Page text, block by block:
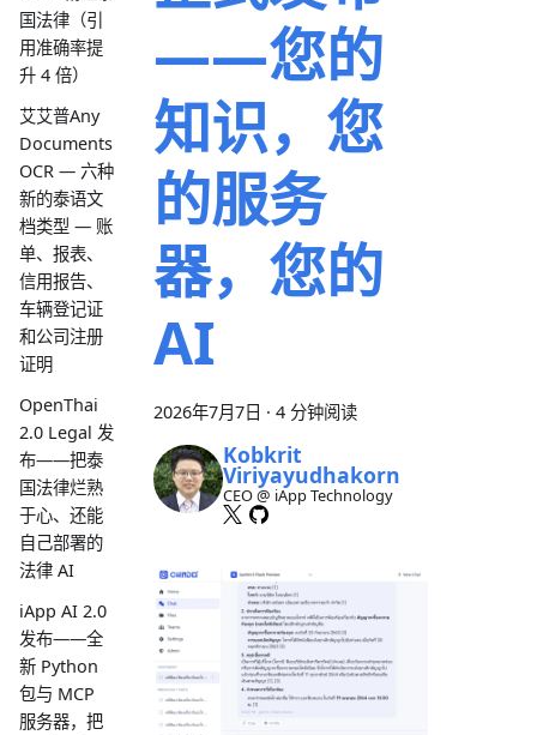
国法律（引
用准确率提
升 4 倍）
艾艾普Any
Documents
OCR — 六种
新的泰语文
档类型 — 账
单、报表、
信用报告、
车辆登记证
和公司注册
证明
OpenThai
2.0 Legal 发
布——把泰
国法律烂熟
于心、还能
自己部署的
法律 AI
iApp AI 2.0
发布——全
新 Python
包与 MCP
服务器，把
——您的
知识，您
的服务
器，您的
AI
2026年7月7日 · 4 分钟阅读
Kobkrit
Viriyayudhakorn
CEO @ iApp Technology